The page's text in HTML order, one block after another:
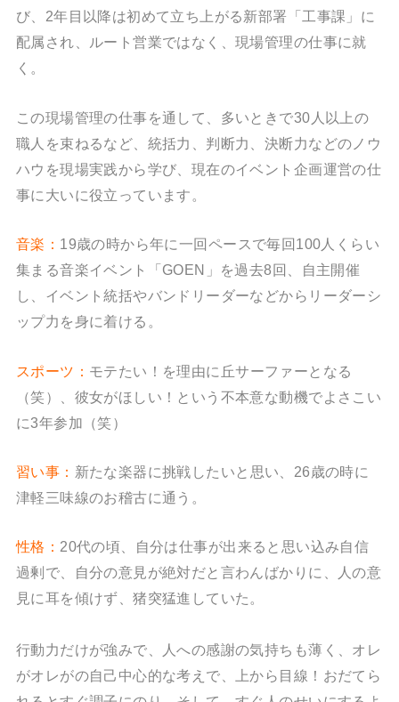
び、2年目以降は初めて立ち上がる新部署「工事課」に
配属され、ルート営業ではなく、現場管理の仕事に就
く。
この現場管理の仕事を通して、多いときで30人以上の
職人を束ねるなど、統括力、判断力、決断力などのノウ
ハウを現場実践から学び、現在のイベント企画運営の仕
事に大いに役立っています。
音楽： 19歳の時から年に一回ペースで毎回100人くらい
集まる音楽イベント「GOEN」を過去8回、自主開催
し、イベント統括やバンドリーダーなどからリーダーシ
ップ力を身に着ける。
スポーツ： モテたい！を理由に丘サーファーとなる
（笑）、彼女がほしい！という不本意な動機でよさこい
に3年参加（笑）
習い事： 新たな楽器に挑戦したいと思い、26歳の時に
津軽三味線のお稽古に通う。
性格： 20代の頃、自分は仕事が出来ると思い込み自信
過剰で、自分の意見が絶対だと言わんばかりに、人の意
見に耳を傾けず、猪突猛進していた。
行動力だけが強みで、人への感謝の気持ちも薄く、オレ
がオレがの自己中心的な考えで、上から目線！おだてら